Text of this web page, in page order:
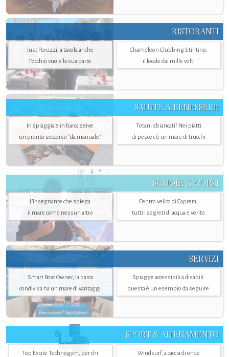
RISTORANTI
Just Peruzzi, a tavola anche
l’occhio vuole la sua parte
Chameleon Clubbing Stintino,
il locale dai mille volti
SALUTE & BENESSERE
In spiaggia e in barca serve
un pronto soccorso "da manuale"
Totani sbiancati? Nei piatti
di pesce c'è un mare di trucchi
SCUOLE & CORSI
L'insegnante che spiega
il mare come nessun altro
Centro velico di Caprera,
tutti i segreti di acqua e vento
SERVIZI
Smart Boat Owner, la barca
condivisa ha un mare di vantaggi
Spiagge accessibili a disabili:
questa è un esempio da seguire
SPORT & ALLENAMENTO
Top Excite Technogym, per chi
Windsurf, a caccia di onde